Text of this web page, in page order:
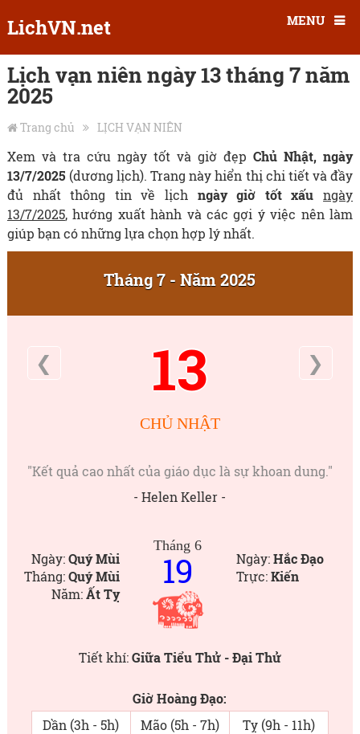
LichVN.net MENU
Lịch vạn niên ngày 13 tháng 7 năm
2025
Trang chủ LỊCH VẠN NIÊN
Xem và tra cứu ngày tốt và giờ đẹpChủ Nhật, ngày
13/7/2025 (dương lịch). Trang này hiển thị chi tiết và đầy
đủ nhất thông tin về lịch ngày giờ tốt xấu ngày
13/7/2025, hướng xuất hành và các gợi ý việc nên làm
giúp bạn có những lựa chọn hợp lý nhất.
Tháng 7 - Năm 2025
❮ 13 ❯
CHỦ NHẬT
"Kết quả cao nhất của giáo dục là sự khoan dung."
- Helen Keller -
Ngày:Quý Mùi
Tháng:Quý Mùi
Năm:Ất Tỵ
Tháng 6
19 Ngày:Hắc Đạo
Trực:Kiến
Tiết khí:Giữa Tiểu Thử - Đại Thử
Giờ Hoàng Đạo:
Dần (3h - 5h)
Mão (5h - 7h)
Tỵ (9h - 11h)